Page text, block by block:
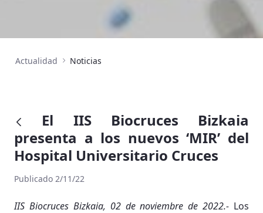
Actualidad Noticias
El IIS Biocruces Bizkaia
presenta a los nuevos ‘MIR’ del
Hospital Universitario Cruces
Publicado 2/11/22
IIS Biocruces Bizkaia, 02 de noviembre de 2022.- Los